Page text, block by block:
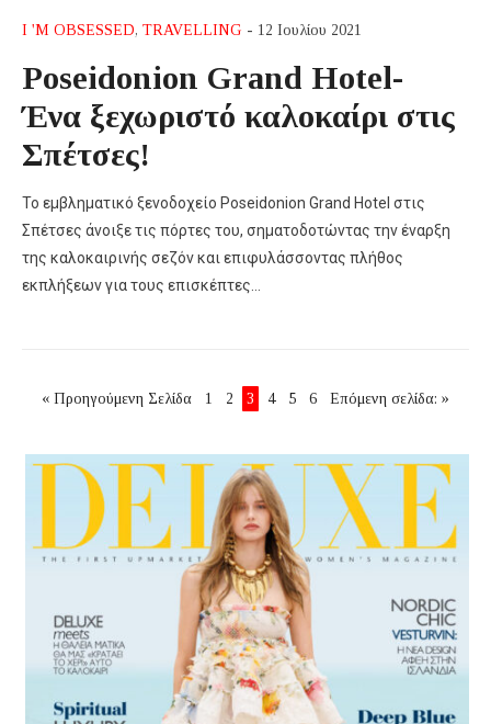
I 'M OBSESSED, TRAVELLING - 12 Ιουλίου 2021
Poseidonion Grand Hotel-
Ένα ξεχωριστό καλοκαίρι στις
Σπέτσες!
Το εμβληματικό ξενοδοχείο Poseidonion Grand Hotel στις
Σπέτσες άνοιξε τις πόρτες του, σηματοδοτώντας την έναρξη
της καλοκαιρινής σεζόν και επιφυλάσσοντας πλήθος
εκπλήξεων για τους επισκέπτες…
« Προηγούμενη Σελίδα 1 2 3 4 5 6 Επόμενη σελίδα: »